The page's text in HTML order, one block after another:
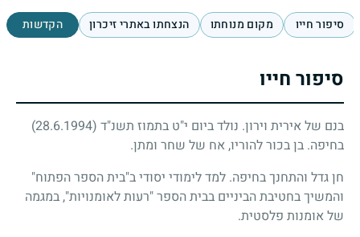
סיפור חייו מקום מנוחתו הנצחתו באתרי זיכרון הקדשות
סיפור חייו
בנם של אירית וירון. נולד ביום י"ט בתמוז תשנ"ד (28.6.1994)
בחיפה. בן בכור להוריו, אח של שחר ומתן.
חן גדל והתחנך בחיפה. למד לימודי יסודי ב"בית הספר הפתוח"
והמשיך בחטיבת הביניים בבית הספר "רעות לאומנויות", במגמה
של אומנות פלסטית.